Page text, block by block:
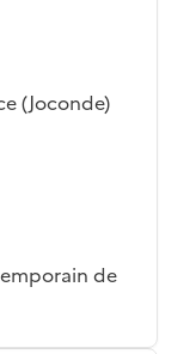
(Joconde)
de